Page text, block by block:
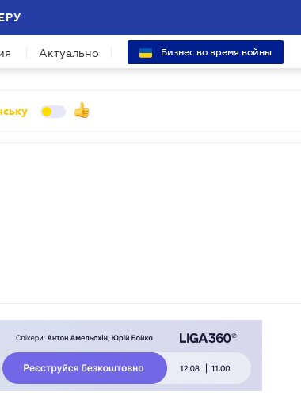
Актуально Бизнес во время войны